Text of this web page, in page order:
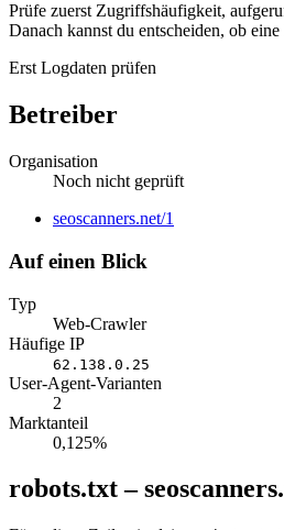
Prüfe zuerst Zugriffshäufigkeit,
Danach kannst du entscheiden, ob
Erst Logdaten prüfen
Betreiber
Organisation
Noch nicht geprüft
Website
seoscanners.net/1
Auf einen Blick
Typ
Web-Crawler
Häufige IP
62.138.0.25
User-Agent-Varianten
2
Marktanteil
0,125%
robots.txt –